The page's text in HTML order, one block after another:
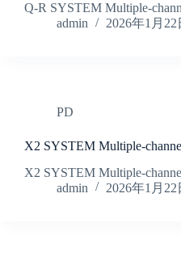
Q-R SYSTEM Multiple-
admin
2026年1月22
PD
X2 SYSTEM Multiple-
X2 SYSTEM Multiple-
admin
2026年1月22